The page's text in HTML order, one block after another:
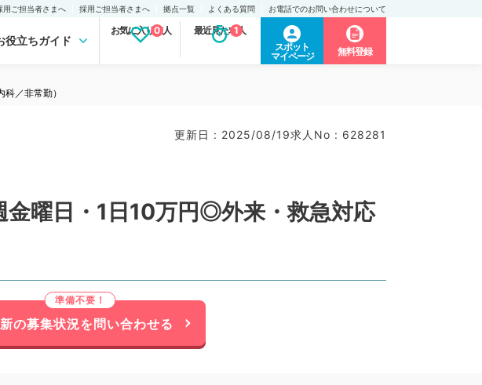
用ご担当者さまへ 採用ご担当者さまへ 拠点一覧 よくある質問 お電話でのお問い合わせについて
役立ちガイド
お気に入り求人
0 最近見た求人
1
スポット
マイページ
無料登録
／非常勤）
更新日 : 2025/08/19求人No : 628281
金曜日・1日10万円◎外来・救急対応
の募集状況を問い合わせる